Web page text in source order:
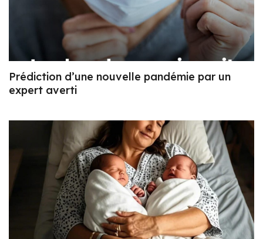
Prédiction d’une nouvelle pandémie par un
expert averti